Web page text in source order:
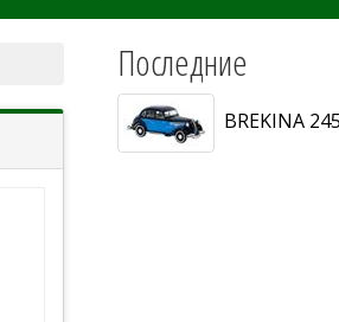
Последние
BREKINA